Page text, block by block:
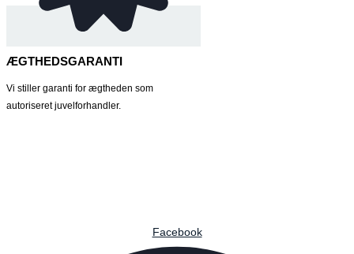
ÆGTHEDSGARANTI
Vi stiller garanti for ægtheden som
autoriseret juvelforhandler.
Facebook